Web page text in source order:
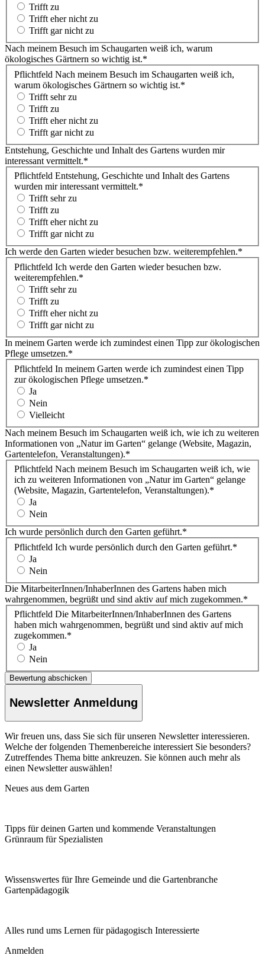
Trifft zu
Trifft eher nicht zu
Trifft gar nicht zu
Nach meinem Besuch im Schaugarten weiß ich, warum
ökologisches Gärtnern so wichtig ist.*
Pflichtfeld Nach meinem Besuch im Schaugarten weiß ich,
warum ökologisches Gärtnern so wichtig ist.*
Trifft sehr zu
Trifft zu
Trifft eher nicht zu
Trifft gar nicht zu
Entstehung, Geschichte und Inhalt des Gartens wurden mir
interessant vermittelt.*
Pflichtfeld Entstehung, Geschichte und Inhalt des Gartens
wurden mir interessant vermittelt.*
Trifft sehr zu
Trifft zu
Trifft eher nicht zu
Trifft gar nicht zu
Ich werde den Garten wieder besuchen bzw. weiterempfehlen.*
Pflichtfeld Ich werde den Garten wieder besuchen bzw.
weiterempfehlen.*
Trifft sehr zu
Trifft zu
Trifft eher nicht zu
Trifft gar nicht zu
In meinem Garten werde ich zumindest einen Tipp zur ökologischen
Pflege umsetzen.*
Pflichtfeld In meinem Garten werde ich zumindest einen Tipp
zur ökologischen Pflege umsetzen.*
Ja
Nein
Vielleicht
Nach meinem Besuch im Schaugarten weiß ich, wie ich zu weiteren
Informationen von „Natur im Garten“ gelange (Website, Magazin,
Gartentelefon, Veranstaltungen).*
Pflichtfeld Nach meinem Besuch im Schaugarten weiß ich, wie
ich zu weiteren Informationen von „Natur im Garten“ gelange
(Website, Magazin, Gartentelefon, Veranstaltungen).*
Ja
Nein
Ich wurde persönlich durch den Garten geführt.*
Pflichtfeld Ich wurde persönlich durch den Garten geführt.*
Ja
Nein
Die MitarbeiterInnen/InhaberInnen des Gartens haben mich
wahrgenommen, begrüßt und sind aktiv auf mich zugekommen.*
Pflichtfeld Die MitarbeiterInnen/InhaberInnen des Gartens
haben mich wahrgenommen, begrüßt und sind aktiv auf mich
zugekommen.*
Ja
Nein
Newsletter Anmeldung
Wir freuen uns, dass Sie sich für unseren Newsletter interessieren.
Welche der folgenden Themenbereiche interessiert Sie besonders?
Zutreffendes Thema bitte ankreuzen. Sie können auch mehr als
einen Newsletter auswählen!
Neues aus dem Garten
Tipps für deinen Garten und kommende Veranstaltungen
Grünraum für Spezialisten
Wissenswertes für Ihre Gemeinde und die Gartenbranche
Garten­pädagogik
Alles rund ums Lernen für pädagogisch Interessierte
Anmelden